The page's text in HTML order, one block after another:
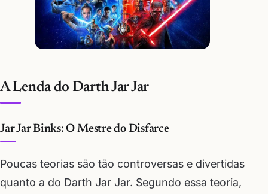
A Lenda do Darth Jar Jar
Jar Jar Binks: O Mestre do Disfarce
Poucas teorias são tão controversas e divertidas
quanto a do Darth Jar Jar. Segundo essa teoria,